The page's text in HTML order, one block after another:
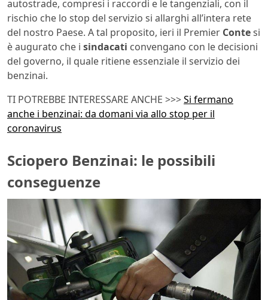
autostrade, compresi i raccordi e le tangenziali, con il
rischio che lo stop del servizio si allarghi all’intera rete
del nostro Paese. A tal proposito, ieri il Premier Contesi
è augurato che i sindacati convengano con le decisioni
del governo, il quale ritiene essenziale il servizio dei
benzinai.
TI POTREBBE INTERESSARE ANCHE >>>Si fermano
anche i benzinai: da domani via allo stop per il
coronavirus
Sciopero Benzinai: le possibili
conseguenze